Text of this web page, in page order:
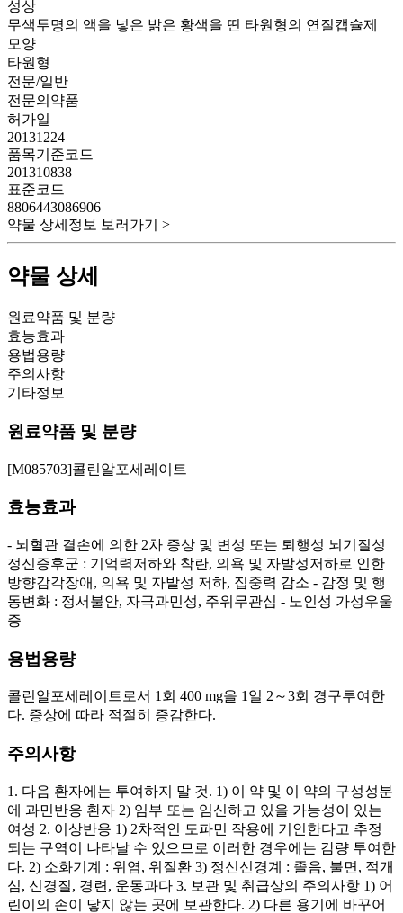
성상
무색투명의 액을 넣은 밝은 황색을 띤 타원형의 연질캡슐제
모양
타원형
전문/일반
전문의약품
허가일
20131224
품목기준코드
201310838
표준코드
8806443086906
약물 상세정보 보러가기 >
약물 상세
원료약품 및 분량
효능효과
용법용량
주의사항
기타정보
원료약품 및 분량
[M085703]콜린알포세레이트
효능효과
- 뇌혈관 결손에 의한 2차 증상 및 변성 또는 퇴행성 뇌기질성
정신증후군 : 기억력저하와 착란, 의욕 및 자발성저하로 인한
방향감각장애, 의욕 및 자발성 저하, 집중력 감소 - 감정 및 행
동변화 : 정서불안, 자극과민성, 주위무관심 - 노인성 가성우울
증
용법용량
콜린알포세레이트로서 1회 400 mg을 1일 2～3회 경구투여한
다. 증상에 따라 적절히 증감한다.
주의사항
1. 다음 환자에는 투여하지 말 것. 1) 이 약 및 이 약의 구성성분
에 과민반응 환자 2) 임부 또는 임신하고 있을 가능성이 있는
여성 2. 이상반응 1) 2차적인 도파민 작용에 기인한다고 추정
되는 구역이 나타날 수 있으므로 이러한 경우에는 감량 투여한
다. 2) 소화기계 : 위염, 위질환 3) 정신신경계 : 졸음, 불면, 적개
심, 신경질, 경련, 운동과다 3. 보관 및 취급상의 주의사항 1) 어
린이의 손이 닿지 않는 곳에 보관한다. 2) 다른 용기에 바꾸어